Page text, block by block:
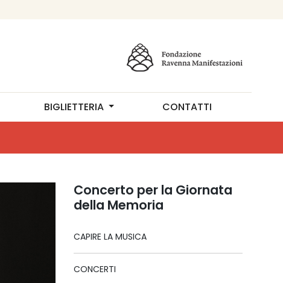
BIGLIETTERIA CONTATTI
Concerto per la Giornata
della Memoria
CAPIRE LA MUSICA
CONCERTI